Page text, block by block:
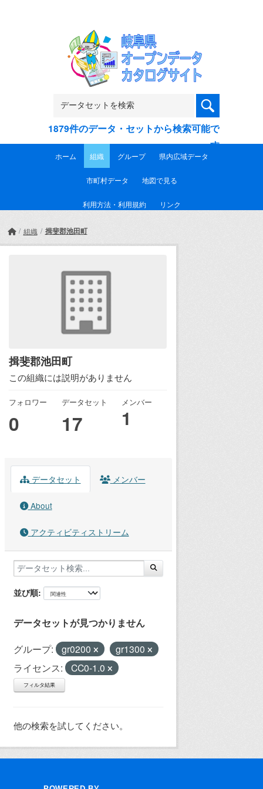
1879件のデータ・セットから検索可能で
す
ホーム 組織 グループ 県内広域データ
市町村データ 地図で見る
利用方法・利用規約 リンク
組織 揖斐郡池田町
揖斐郡池田町
この組織には説明がありません
フォロワー
0
データセット
17
メンバー
1
データセット メンバー
About
アクティビティストリーム
並び順
データセットが見つかりません
グループ: gr0200
gr1300
ライセンス:
CC0-1.0
フィルタ結果
他の検索を試してください。